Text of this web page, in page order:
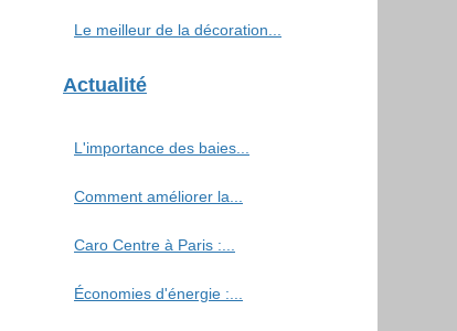
Le meilleur de la décoration...
Actualité
L'importance des baies...
Comment améliorer la...
Caro Centre à Paris :...
Économies d'énergie :...